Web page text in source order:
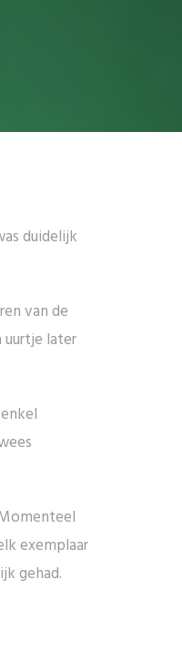
duidelijk
van de
uurtje later
exemplaar
gehad.